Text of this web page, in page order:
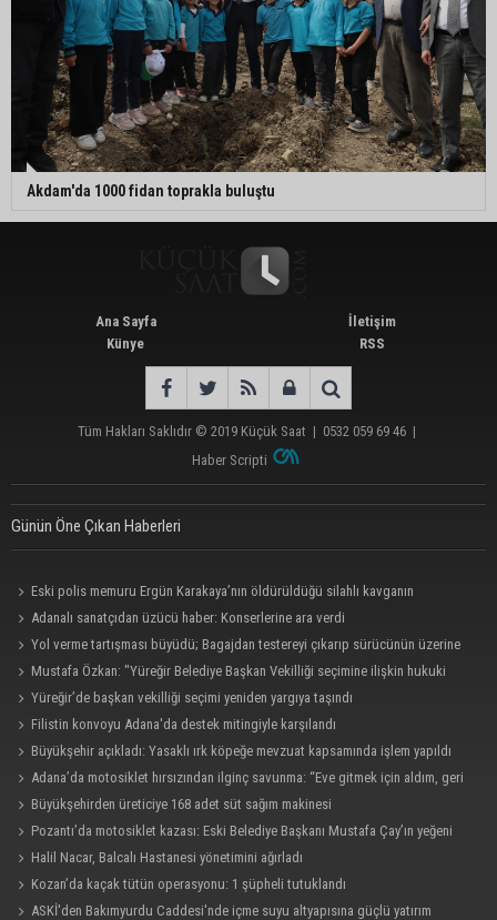
Akdam'da 1000 fidan toprakla buluştu
Ana Sayfa
Künye
İletişim
RSS
Tüm Hakları Saklıdır © 2019 Küçük Saat | 0532 059 69 46 |
Haber Scripti
Günün Öne Çıkan Haberleri
Eski polis memuru Ergün Karakaya’nın öldürüldüğü silahlı kavganın
görüntüleri ortaya çıktı
Adanalı sanatçıdan üzücü haber: Konserlerine ara verdi
Yol verme tartışması büyüdü; Bagajdan testereyi çıkarıp sürücünün üzerine
yürüdü
Mustafa Özkan: "Yüreğir Belediye Başkan Vekilliği seçimine ilişkin hukuki
süreç başlatıldı"
Yüreğir’de başkan vekilliği seçimi yeniden yargıya taşındı
Filistin konvoyu Adana'da destek mitingiyle karşılandı
Büyükşehir açıkladı: Yasaklı ırk köpeğe mevzuat kapsamında işlem yapıldı
Adana’da motosiklet hırsızından ilginç savunma: “Eve gitmek için aldım, geri
verecektim”
Büyükşehirden üreticiye 168 adet süt sağım makinesi
Pozantı’da motosiklet kazası: Eski Belediye Başkanı Mustafa Çay’ın yeğeni
hayatını kaybetti
Halil Nacar, Balcalı Hastanesi yönetimini ağırladı
Kozan’da kaçak tütün operasyonu: 1 şüpheli tutuklandı
ASKİ'den Bakımyurdu Caddesi'nde içme suyu altyapısına güçlü yatırım